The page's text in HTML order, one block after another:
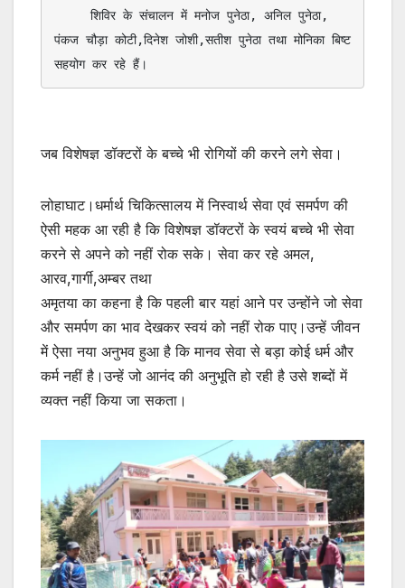
पंकज चौड़ा कोटी,दिनेश जोशी,सतीश पुनेठा तथा मोनिका बिष्ट
सहयोग कर रहे हैं।
जब विशेषज्ञ डॉक्टरों के बच्चे भी रोगियों की करने लगे सेवा।
लोहाघाट।धर्मार्थ चिकित्सालय में निस्वार्थ सेवा एवं समर्पण की
ऐसी महक आ रही है कि विशेषज्ञ डॉक्टरों के स्वयं बच्चे भी सेवा
करने से अपने को नहीं रोक सके। सेवा कर रहे अमल,
आरव,गार्गी,अम्बर तथा
अमृतया का कहना है कि पहली बार यहां आने पर उन्होंने जो सेवा
और समर्पण का भाव देखकर स्वयं को नहीं रोक पाए।उन्हें जीवन
में ऐसा नया अनुभव हुआ है कि मानव सेवा से बड़ा कोई धर्म और
कर्म नहीं है।उन्हें जो आनंद की अनुभूति हो रही है उसे शब्दों में
व्यक्त नहीं किया जा सकता।